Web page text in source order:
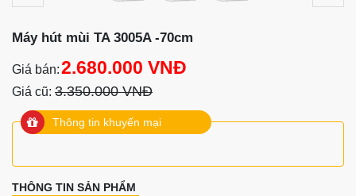
Máy hút mùi TA 3005A -70cm
Giá bán:2.680.000 VNĐ
Giá cũ: 3.350.000 VNĐ
Thông tin khuyến mại
THÔNG TIN SẢN PHẨM